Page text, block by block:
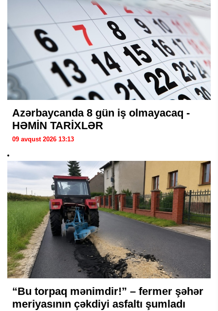
Azərbaycanda 8 gün iş olmayacaq -
HƏMİN TARİXLƏR
09 avqust 2026 13:13
“Bu torpaq mənimdir!” – fermer şəhər
meriyasının çəkdiyi asfaltı şumladı